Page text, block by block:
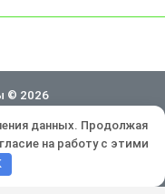
© 2026
данных. Продолжая
на работу с этими